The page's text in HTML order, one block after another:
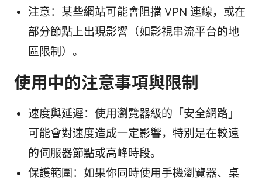
注意：某些網站可能會阻擋 VPN 連線，或在
部分節點上出現影響（如影視串流平台的地
區限制）。
使用中的注意事項與限制
速度與延遲：使用瀏覽器級的「安全網路」
可能會對速度造成一定影響，特別是在較遠
的伺服器節點或高峰時段。
保護範圍：如果你同時使用手機瀏覽器、桌